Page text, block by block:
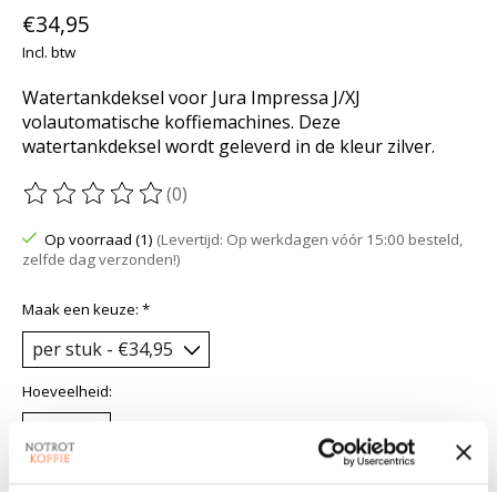
€34,95
Incl. btw
Watertankdeksel voor Jura Impressa J/XJ
volautomatische koffiemachines. Deze
watertankdeksel wordt geleverd in de kleur zilver.
De beoordeling van dit product is
(0)
Op voorraad (1) (Levertijd: Op werkdagen vóór 15:00 besteld,
zelfde dag verzonden!)
Maak een keuze: *
Hoeveelheid: